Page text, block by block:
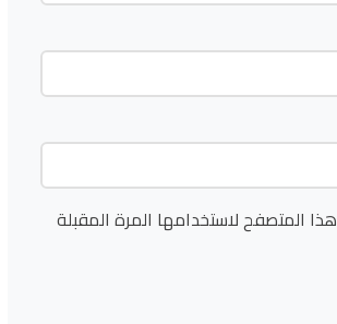
المتصفح لاستخدامها المرة المقبلة